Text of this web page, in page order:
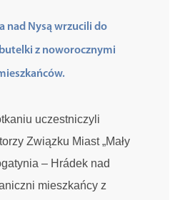
nad Nysą wrzucili do
z noworocznymi
uczestniczyli
Związku Miast „Mały
– Hrádek nad
mieszkańcy z